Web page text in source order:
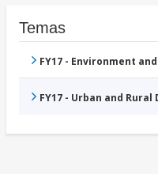
Temas
FY17 - Environment
FY17 - Urban and